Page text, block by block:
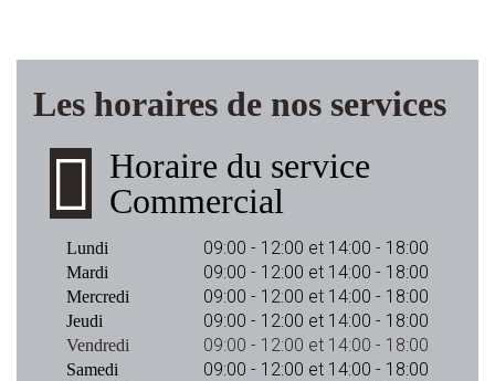
Les horaires de nos services
Horaire du service
Commercial
Lundi 09:00 - 12:00 et 14:00 - 18:00
Mardi 09:00 - 12:00 et 14:00 - 18:00
Mercredi 09:00 - 12:00 et 14:00 - 18:00
Jeudi 09:00 - 12:00 et 14:00 - 18:00
Vendredi 09:00 - 12:00 et 14:00 - 18:00
Samedi 09:00 - 12:00 et 14:00 - 18:00